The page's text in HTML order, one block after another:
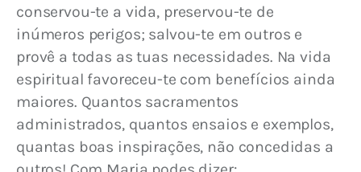
conservou-te a vida, preservou-te de
inúmeros perigos; salvou-te em outros e
provê a todas as tuas necessidades. Na vida
espiritual favoreceu-te com benefícios ainda
maiores. Quantos sacramentos
administrados, quantos ensaios e exemplos,
quantas boas inspirações, não concedidas a